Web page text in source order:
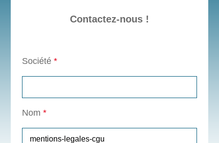
Contactez-nous !
Société*
Nom *